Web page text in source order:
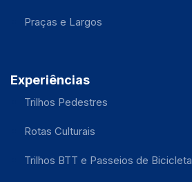
Praças e Largos
Experiências
Trilhos Pedestres
Rotas Culturais
Trilhos BTT e Passeios de Bicicleta